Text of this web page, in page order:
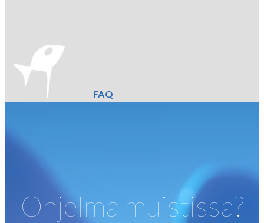
FAQ
Ohjelma muistissa?